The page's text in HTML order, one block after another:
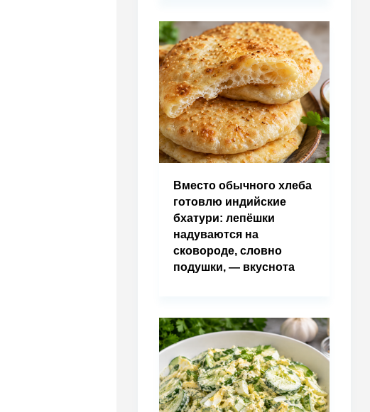
Вместо обычного хлеба
готовлю индийские
бхатури: лепёшки
надуваются на
сковороде, словно
подушки, — вкуснота